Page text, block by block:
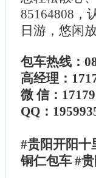
85164808，
日游，悠闲
包车热线：
高经理：
微 信：
QQ：
#贵阳开阳十
铜仁包车 #